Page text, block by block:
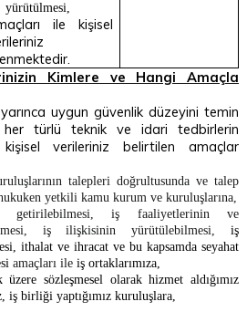
yürütülmesi,
ile kişisel
Kimlere ve Hangi Amaçla
uygun güvenlik düzeyini temin
her türlü teknik ve idari tedbirlerin
kişisel verileriniz belirtilen amaçlar
talepleri doğrultusunda ve talep
yetkili kamu kurum ve kuruluşlarına,
getirilebilmesi, iş faaliyetlerinin ve
iş ilişkisinin yürütülebilmesi,iş
ithalat ve ihracat ve bu kapsamda seyahat
amaçları ile iş ortaklarımıza,
sözleşmesel olarak hizmet aldığımız
iş birliği yaptığımız kuruluşlara,